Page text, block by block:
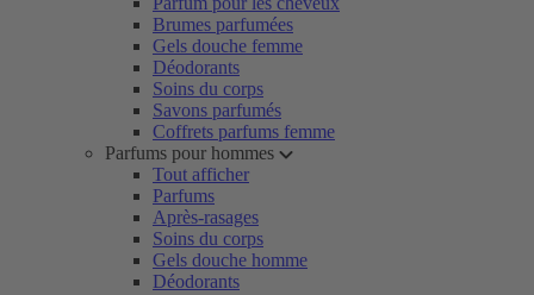
Brumes parfumées
Gels douche femme
Déodorants
Soins du corps
Savons parfumés
Coffrets parfums femme
Parfums pour hommes
Tout afficher
Parfums
Après-rasages
Soins du corps
Gels douche homme
Déodorants